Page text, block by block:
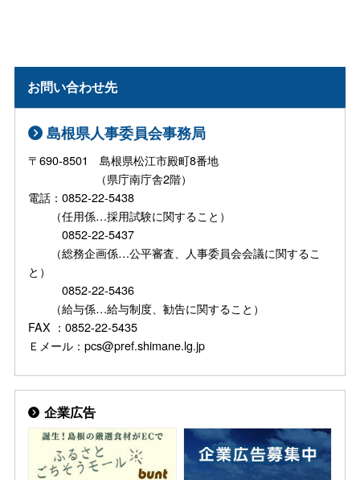
お問い合わせ先
島根県人事委員会事務局
〒690-8501 島根県松江市殿町8番地
（県庁南庁舎2階）
電話：0852-22-5438
（任用係…採用試験に関すること）
0852-22-5437
（総務企画係…公平審査、人事委員会会議に関するこ
と）
0852-22-5436
（給与係…給与制度、勧告に関すること）
FAX ：0852-22-5435
Ｅメール：pcs@pref.shimane.lg.jp
企業広告